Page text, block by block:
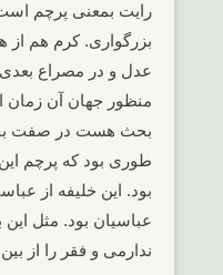
رایت بمعنی پرچم
بزرگواری. کرم هم از
عدل و در مصراع
منظور جهان آن زمان
بحث هست در صفت
طوری بود که پرچم
بود. این خلیفه از
عباسیان بود. مثل این
ندارمی و فقر را از